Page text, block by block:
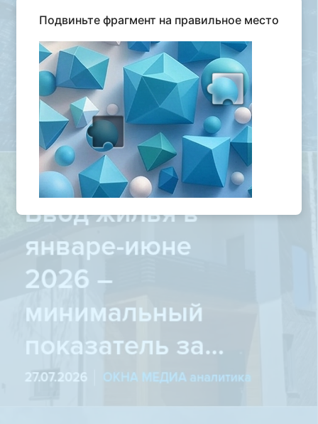
Подвиньте фрагмент на правильное место